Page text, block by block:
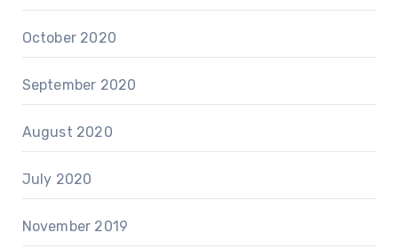
October 2020
September 2020
August 2020
July 2020
November 2019